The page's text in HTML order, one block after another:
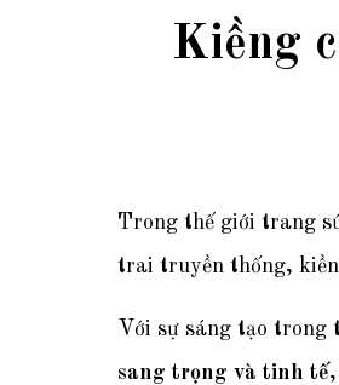
Kiềng
Trong thế giới trang
trai truyền thống,
Với sự sáng tạo trong
sang trọng và tinh tế